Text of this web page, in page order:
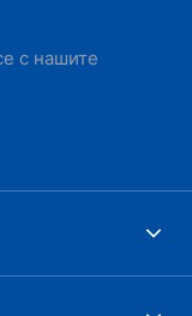
с нашите